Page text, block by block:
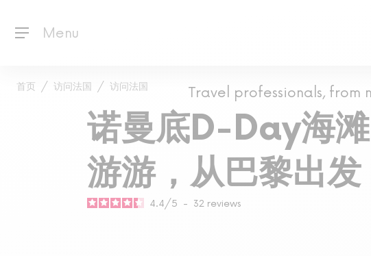
Menu
Travel professionals, from
首页 访问法国 访问法国
诺曼底D-Day海
游游，从巴黎出
4.4/5 - 32 reviews